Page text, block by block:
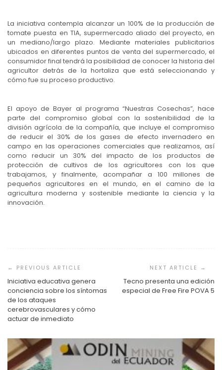
La iniciativa contempla alcanzar un 100% de la producción de
tomate puesta en TIA, supermercado aliado del proyecto, en
un mediano/largo plazo. Mediante materiales publicitarios
ubicados en diferentes puntos de venta del supermercado, el
consumidor final tendrá la posibilidad de conocer la historia del
agricultor detrás de la hortaliza que está seleccionando y
cómo fue su proceso productivo.
El apoyo de Bayer al programa “Nuestras Cosechas”, hace
parte del compromiso global con la sostenibilidad de la
división agrícola de la compañía, que incluye el compromiso
de reducir el 30% de los gases de efecto invernadero en
campo en las operaciones comerciales que realizamos, así
como reducir un 30% del impacto de los productos de
protección de cultivos de los agricultores con los que
trabajamos, y finalmente, acompañar a 100 millones de
pequeños agricultores en el mundo, en el camino de la
agricultura moderna y sostenible mediante la ciencia y la
innovación.
de
entradas
Iniciativa educativa genera
conciencia sobre los síntomas
de los ataques
cerebrovasculares y cómo
actuar de inmediato
Tecno presenta una edición
especial de Free Fire POVA 5